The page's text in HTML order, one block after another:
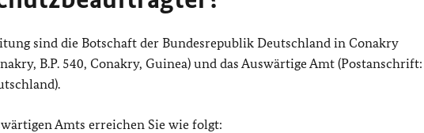
sind die Botschaft der Bundesrepublik Deutschland in Conakry
B.P. 540, Conakry, Guinea) und das Auswärtige Amt (Postanschrift:
Amts erreichen Sie wie folgt: